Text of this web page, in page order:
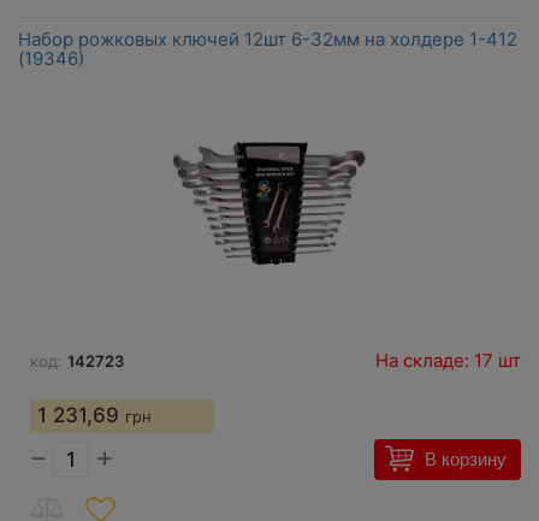
Набор рожковых ключей 12шт 6-32мм на холдере 1-412
(19346)
код: 142723 На складе: 17 шт
1 231,69 грн
− + В корзину